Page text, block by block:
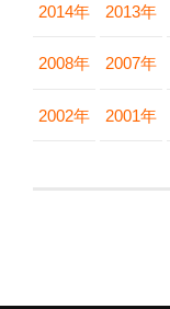
2014年 2013年
2008年 2007年
2002年 2001年